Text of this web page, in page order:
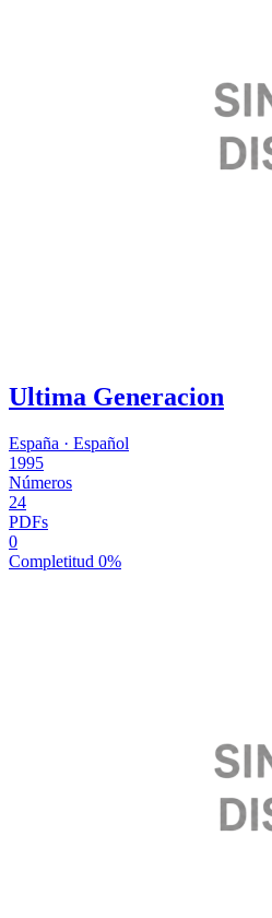
Ultima Generacion
España · Español
1995
Números
24
PDFs
0
Completitud 0%